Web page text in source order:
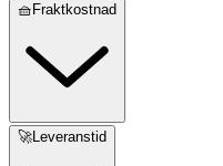
🧺Fraktkostnad
🚀Leveranstid